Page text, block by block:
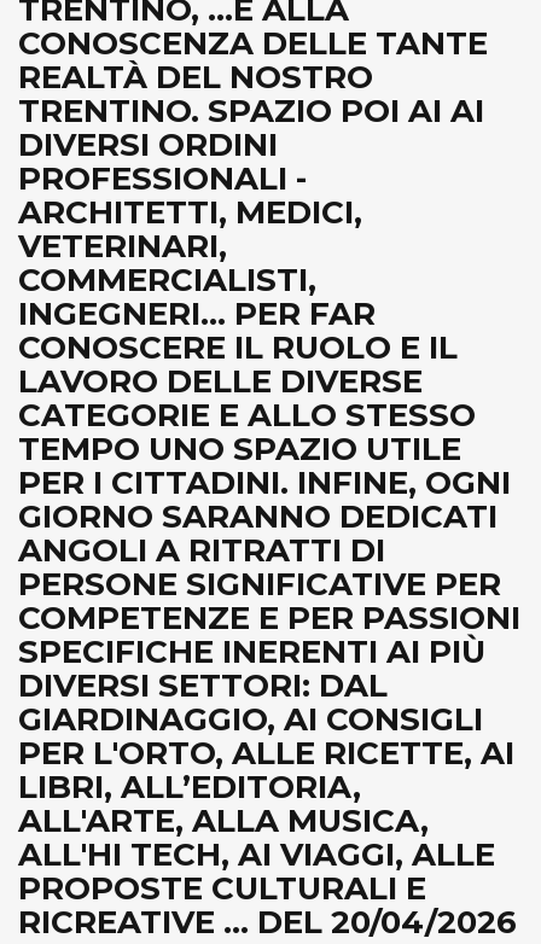
TRENTINO, ...E ALLA
CONOSCENZA DELLE TANTE
REALTÀ DEL NOSTRO
TRENTINO. SPAZIO POI AI AI
DIVERSI ORDINI
PROFESSIONALI -
ARCHITETTI, MEDICI,
VETERINARI,
COMMERCIALISTI,
INGEGNERI... PER FAR
CONOSCERE IL RUOLO E IL
LAVORO DELLE DIVERSE
CATEGORIE E ALLO STESSO
TEMPO UNO SPAZIO UTILE
PER I CITTADINI. INFINE, OGNI
GIORNO SARANNO DEDICATI
ANGOLI A RITRATTI DI
PERSONE SIGNIFICATIVE PER
COMPETENZE E PER PASSIONI
SPECIFICHE INERENTI AI PIÙ
DIVERSI SETTORI: DAL
GIARDINAGGIO, AI CONSIGLI
PER L'ORTO, ALLE RICETTE, AI
LIBRI, ALL’EDITORIA,
ALL'ARTE, ALLA MUSICA,
ALL'HI TECH, AI VIAGGI, ALLE
PROPOSTE CULTURALI E
RICREATIVE ... DEL 20/04/2026